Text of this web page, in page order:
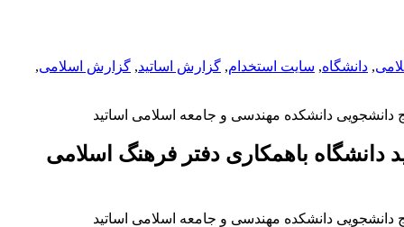
, دانشگاه, سایت استخدام, گزارش اساتید, گزارش اسلامی,
دانشکده مهندسی و جامعه اسلامی اساتید
باهمکاری دفتر فرهنگ اسلامی
دانشکده مهندسی و جامعه اسلامی اساتید